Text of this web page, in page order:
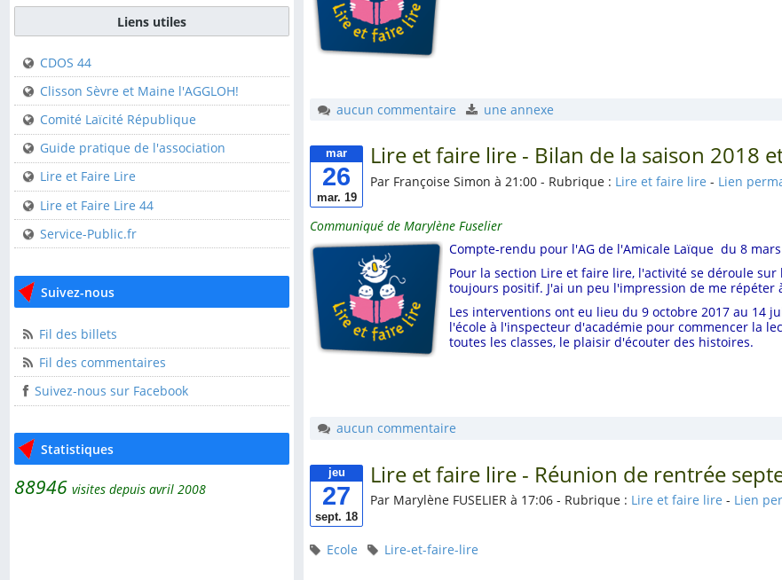
l'enseignement
La Ligue de
l'enseignement - PdL
UFOLEP
UFOLEP44
USEP
USEP 44
Liens utiles
CDOS 44
l'AGGLOH!
Comité Laïcité
République
Guide pratique de
Lire et Faire Lire
Lire et Faire Lire 44
Liens utiles
CDOS 44
Clisson Sèvre et Maine l'AGGLOH!
Comité Laïcité République
Guide pratique de l'association
Lire et Faire Lire
Lire et Faire Lire 44
Service-Public.fr
Suivez-nous
Fil des billets
Fil des commentaires
Suivez-nous sur Facebook
Statistiques
88946 visites depuis avril 2008
aucun commentaire
une annexe
mar
26
mar. 19
Lire et faire lire - Bilan de la saison 2018
Par Françoise Simon à 21:00 - Rubrique : Lire et faire lire - Lien
Communiqué de Marylène Fuselier
Compte-rendu pour l'AG de l'Amicale Laïque du 8 mars
Pour la section Lire et faire lire, l'activité se déroule
toujours positif. J'ai un peu l'impression de me répéter
Les interventions ont eu lieu du 9 octobre 2017 au 14
l'école à l'inspecteur d'académie pour commencer la
toutes les classes, le plaisir d'écouter des histoires.
aucun commentaire
jeu
27
sept. 18
Lire et faire lire - Réunion de rentrée
Par Marylène FUSELIER à 17:06 - Rubrique : Lire et faire lire - Lien
Ecole Lire-et-faire-lire